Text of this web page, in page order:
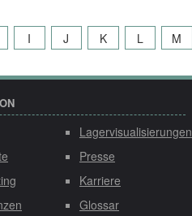
I J K L M
Lagervisualisierungen
Presse
Karriere
Glossar